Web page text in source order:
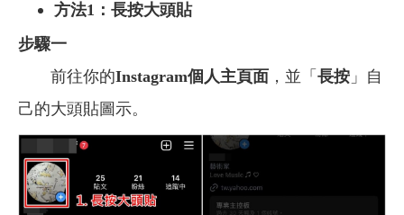
方法1：長按大頭貼
步驟一
前往你的Instagram個人主頁面 ，並「 長按 」自
己的大頭貼圖示。